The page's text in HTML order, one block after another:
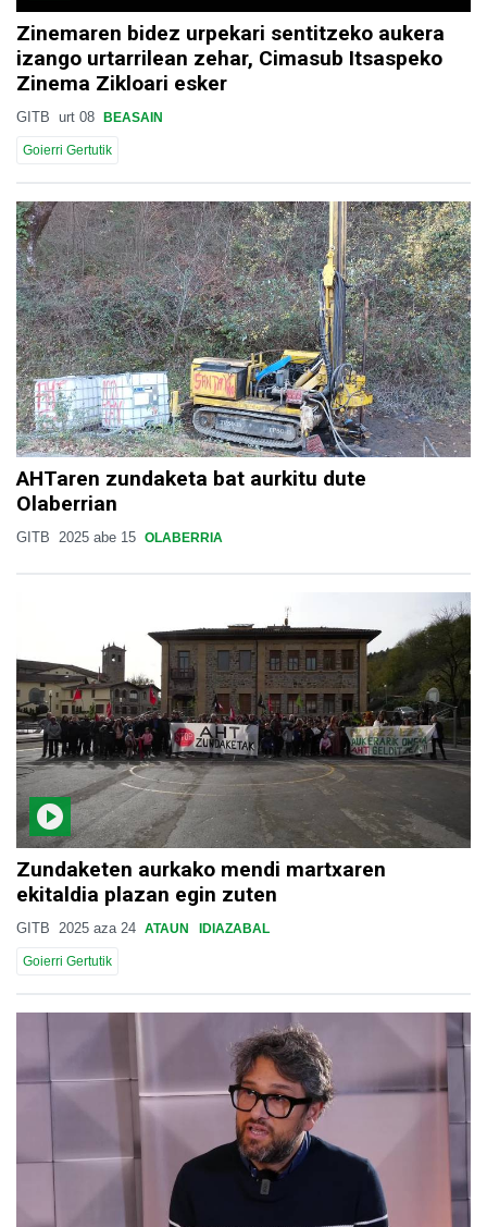
Zinemaren bidez urpekari sentitzeko aukera
izango urtarrilean zehar, Cimasub Itsaspeko
Zinema Zikloari esker
GITB urt 08 BEASAIN
Goierri Gertutik
AHTaren zundaketa bat aurkitu dute
Olaberrian
GITB 2025 abe 15 OLABERRIA
Zundaketen aurkako mendi martxaren
ekitaldia plazan egin zuten
GITB 2025 aza 24 ATAUN IDIAZABAL
Goierri Gertutik